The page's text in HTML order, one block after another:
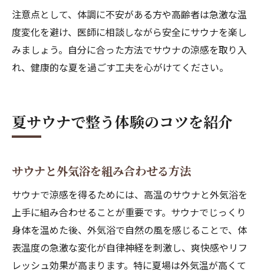
注意点として、体調に不安がある方や高齢者は急激な温
度変化を避け、医師に相談しながら安全にサウナを楽し
みましょう。自分に合った方法でサウナの涼感を取り入
れ、健康的な夏を過ごす工夫を心がけてください。
夏サウナで整う体験のコツを紹介
サウナと外気浴を組み合わせる方法
サウナで涼感を得るためには、高温のサウナと外気浴を
上手に組み合わせることが重要です。サウナでじっくり
身体を温めた後、外気浴で自然の風を感じることで、体
表温度の急激な変化が自律神経を刺激し、爽快感やリフ
レッシュ効果が高まります。特に夏場は外気温が高くて